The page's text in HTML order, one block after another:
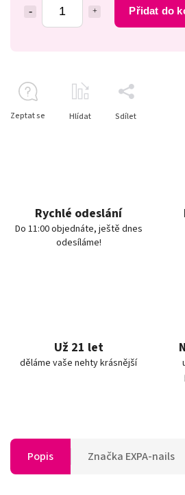
Přidat do
Zeptat se Hlídat Sdílet
Rychlé odeslání
Do 11:00 objednáte, ještě dnes
odesíláme!
Už 21 let
děláme vaše nehty krásnější
Popis Značka EXPA-nails